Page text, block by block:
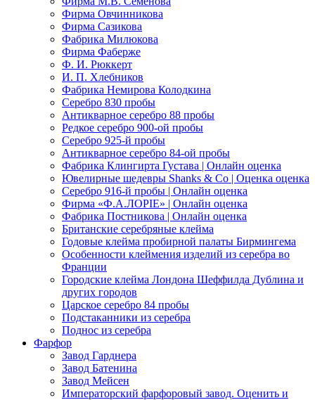
Фирма Овчинникова
Фирма Сазикова
Фабрика Милюкова
Фирма Фаберже
Ф. И. Рюккерт
И. П. Хлебников
Фабрика Немирова Колодкина
Серебро 830 пробы
Антикварное серебро 88 пробы
Редкое серебро 900-ой пробы
Серебро 925-й пробы
Антикварное серебро 84-ой пробы
Фабрика Клингирта Густава | Онлайн оценка
Ювелирные шедевры Shanks & Co | Оценка оценка
Серебро 916-й пробы | Онлайн оценка
Фирма «Ф.А.ЛОРIЕ» | Онлайн оценка
Фабрика Постникова | Онлайн оценка
Британские серебряные клейма
Годовые клейма пробирной палаты Бирмингема
Особенности клеймения изделий из серебра во
Франции
Городские клейма Лондона Шеффилда Дублина и
других городов
Царское серебро 84 пробы
Подстаканники из серебра
Поднос из серебра
Фарфор
Завод Гарднера
Завод Батенина
Завод Мейсен
Императорский фарфоровый завод. Оценить и